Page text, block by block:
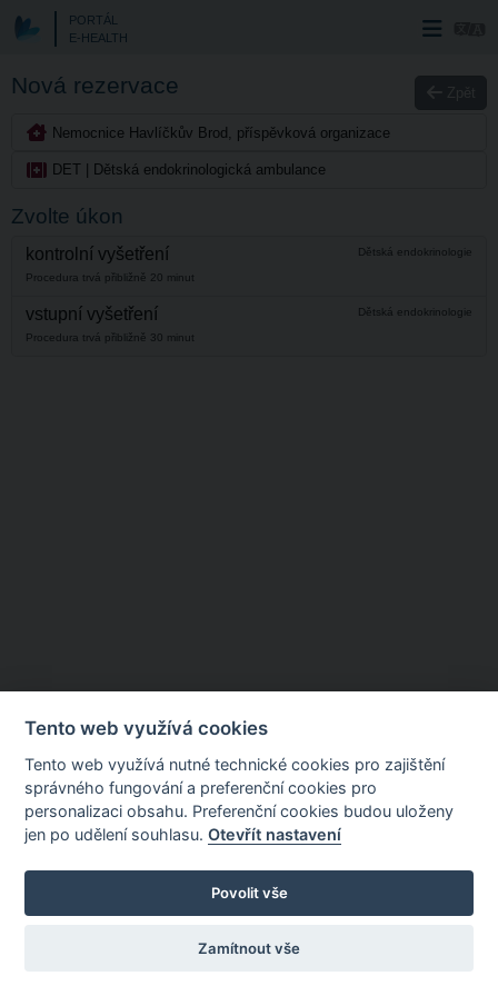
PORTÁL
E-HEALTH
Nová rezervace
Nemocnice Havlíčkův Brod, příspěvková organizace
DET | Dětská endokrinologická ambulance
Zvolte úkon
kontrolní vyšetření Dětská endokrinologie
Procedura trvá přibližně 20 minut
vstupní vyšetření Dětská endokrinologie
Procedura trvá přibližně 30 minut
Tento web využívá cookies
Tento web využívá nutné technické cookies pro zajištění
správného fungování a preferenční cookies pro
personalizaci obsahu. Preferenční cookies budou uloženy
jen po udělení souhlasu.Otevřít nastavení
Povolit vše
Zamítnout vše